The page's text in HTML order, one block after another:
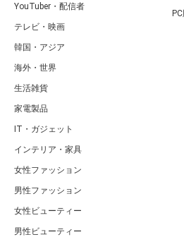
YouTuber・配信者
テレビ・映画
韓国・アジア
海外・世界
生活雑貨
家電製品
IT・ガジェット
インテリア・家具
女性ファッション
男性ファッション
女性ビューティー
男性ビューティー